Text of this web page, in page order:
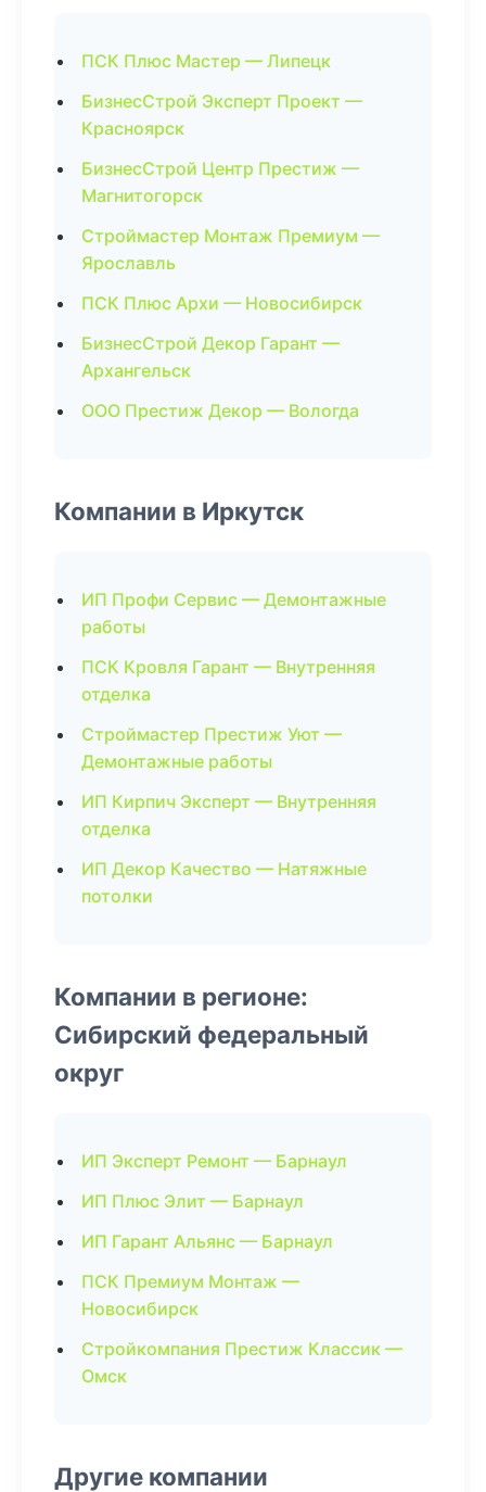
ПСК Плюс Мастер — Липецк
БизнесСтрой Эксперт Проект —
Красноярск
БизнесСтрой Центр Престиж —
Магнитогорск
Строймастер Монтаж Премиум —
Ярославль
ПСК Плюс Архи — Новосибирск
БизнесСтрой Декор Гарант —
Архангельск
ООО Престиж Декор — Вологда
Компании в Иркутск
ИП Профи Сервис — Демонтажные
работы
ПСК Кровля Гарант — Внутренняя
отделка
Строймастер Престиж Уют —
Демонтажные работы
ИП Кирпич Эксперт — Внутренняя
отделка
ИП Декор Качество — Натяжные
потолки
Компании в регионе:
Сибирский федеральный
округ
ИП Эксперт Ремонт — Барнаул
ИП Плюс Элит — Барнаул
ИП Гарант Альянс — Барнаул
ПСК Премиум Монтаж —
Новосибирск
Стройкомпания Престиж Классик —
Омск
Другие компании